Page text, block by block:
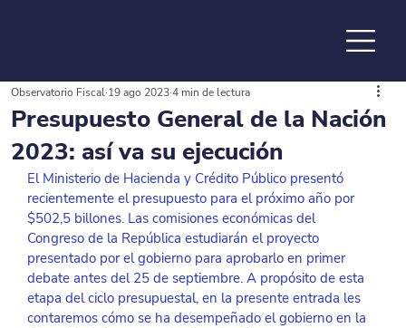
de la
Presupuesto General de la Nación
2023: así va su ejecución
Observatorio Fiscal 19 ago 20234 min de lectura
El Ministerio de Hacienda y Crédito Público presentó
recientemente el presupuesto para el próximo año por
$502,5 billones. Las comisiones económicas del
Congreso de la República estudiarán el proyecto
presentado por el gobierno para aprobarlo en primer
debate antes del 25 de septiembre. A propósito de esta
etapa del ciclo presupuestal, en la presente entrada les
contaremos cómo se ha desempeñado el gobierno en la